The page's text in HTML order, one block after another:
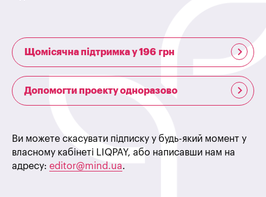
Щомісячна підтримка у 196 грн
Допомогти проекту одноразово
Ви можете скасувати підписку у будь-який момент у
власному кабінеті LIQPAY, або написавши нам на
адресу: editor@mind.ua.